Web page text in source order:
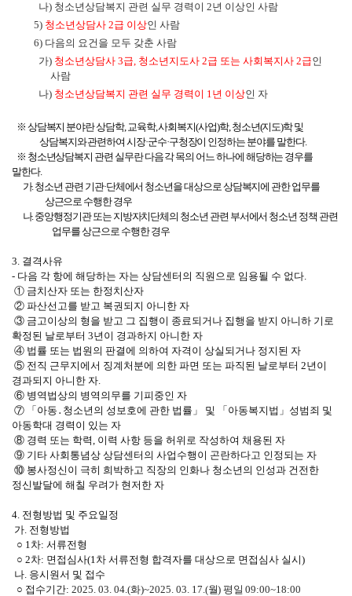
나) 청소년상담복지 관련 실무 경력이2년 이상인 사람
5) 청소년상담사2급 이상인 사람
6) 다음의 요건을 모두 갖춘 사람
가) 청소년상담사3급, 청소년지도사2급 또는 사회복지사2급인
사람
나) 청소년상담복지 관련 실무 경력이 1년 이상인 자
※ 상담복지 분야란 상담학,교육학,사회복지(사업)학,청소년(지도)학 및
상담복지와 관련하여 시장·군수·구청장이 인정하는 분야를 말한다.
※ 청소년상담복지 관련 실무란 다음 각 목의 어느 하나에 해당하는 경우를
말한다.
가.청소년 관련 기관·단체에서 청소년을 대상으로 상담복지에 관한 업무를
상근으로 수행한 경우
나.중앙행정기관 또는 지방자치단체의 청소년 관련 부서에서 청소년 정책 관련
업무를 상근으로 수행한 경우
3. 결격사유
- 다음 각 항에 해당하는 자는 상담센터의 직원으로 임용될 수 없다.
① 금치산자 또는 한정치산자
② 파산선고를 받고 복권되지 아니한 자
③ 금고이상의 형을 받고 그 집행이 종료되거나 집행을 받지 아니하 기로
확정된 날로부터 3년이 경과하지 아니한 자
④ 법률 또는 법원의 판결에 의하여 자격이 상실되거나 정지된 자
⑤ 전직 근무지에서 징계처분에 의한 파면 또는 파직된 날로부터 2년이
경과되지 아니한 자.
⑥ 병역법상의 병역의무를 기피중인 자
⑦ 「아동․청소년의 성보호에 관한 법률」 및 「아동복지법」성범죄 및
아동학대 경력이 있는 자
⑧ 경력 또는 학력, 이력 사항 등을 허위로 작성하여 채용된 자
⑨ 기타 사회통념상 상담센터의 사업수행이 곤란하다고 인정되는 자
⑩ 봉사정신이 극히 희박하고 직장의 인화나 청소년의 인성과 건전한
정신발달에 해칠 우려가 현저한 자
4. 전형방법 및 주요일정
가. 전형방법
○ 1차: 서류전형
○ 2차: 면접심사(1차 서류전형 합격자를 대상으로 면접심사 실시)
나. 응시원서 및 접수
○ 접수기간: 2025. 03. 04.(화)~2025. 03. 17.(월)평일09:00~18:00